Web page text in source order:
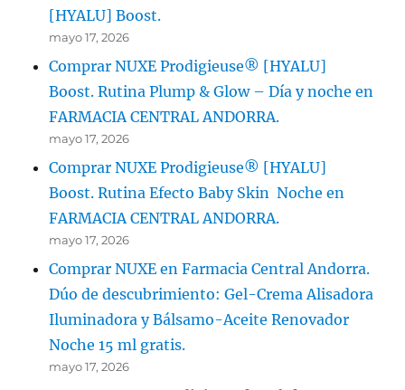
[HYALU] Boost.
mayo 17, 2026
Comprar NUXE Prodigieuse® [HYALU]
Boost. Rutina Plump & Glow – Día y noche en
FARMACIA CENTRAL ANDORRA.
mayo 17, 2026
Comprar NUXE Prodigieuse® [HYALU]
Boost. Rutina Efecto Baby Skin Noche en
FARMACIA CENTRAL ANDORRA.
mayo 17, 2026
Comprar NUXE en Farmacia Central Andorra.
Dúo de descubrimiento: Gel-Crema Alisadora
Iluminadora y Bálsamo-Aceite Renovador
Noche 15 ml gratis.
mayo 17, 2026